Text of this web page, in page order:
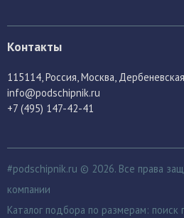
Контакты
115114 , Россия, Москва,
info@podschipnik.ru
+7 (495) 147-42-41
#podschipnik.ru © 2026. Все права
компании
Каталог подбора по размерам: поиск